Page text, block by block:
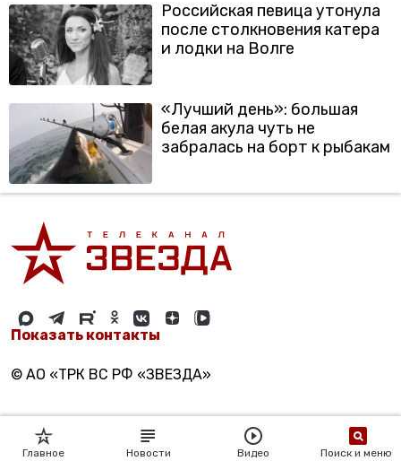
Российская певица утонула
после столкновения катера
и лодки на Волге
«Лучший день»: большая
белая акула чуть не
забралась на борт к рыбакам
Показать контакты
© АО «ТРК ВС РФ «ЗВЕЗДА»
Главное Новости Видео Поиск и меню